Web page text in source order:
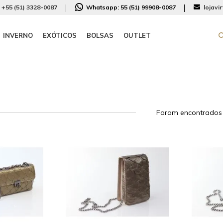
+55 (51) 3328-0087 Whatsapp: 55 (51) 99908-0087
INVERNO EXÓTICOS BOLSAS OUTLET
Foram